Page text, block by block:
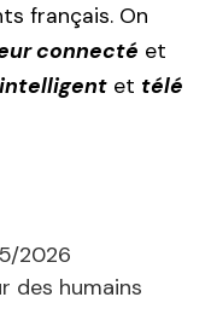
français. On
connecté et
et télé
2026
des humains